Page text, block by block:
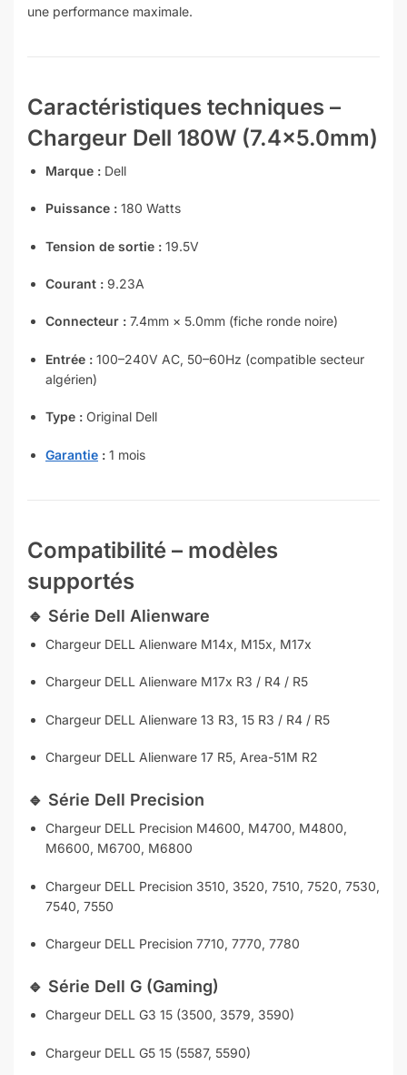
une performance maximale.
Caractéristiques techniques –
Chargeur Dell 180W (7.4×5.0mm)
Marque : Dell
Puissance : 180 Watts
Tension de sortie : 19.5V
Courant : 9.23A
Connecteur : 7.4mm × 5.0mm (fiche ronde noire)
Entrée : 100–240V AC, 50–60Hz (compatible secteur
algérien)
Type : Original Dell
Garantie : 1 mois
Compatibilité – modèles
supportés
🔹 Série Dell Alienware
Chargeur DELL Alienware M14x, M15x, M17x
Chargeur DELL Alienware M17x R3 / R4 / R5
Chargeur DELL Alienware 13 R3, 15 R3 / R4 / R5
Chargeur DELL Alienware 17 R5, Area-51M R2
🔹 Série Dell Precision
Chargeur DELL Precision M4600, M4700, M4800,
M6600, M6700, M6800
Chargeur DELL Precision 3510, 3520, 7510, 7520, 7530,
7540, 7550
Chargeur DELL Precision 7710, 7770, 7780
🔹 Série Dell G (Gaming)
Chargeur DELL G3 15 (3500, 3579, 3590)
Chargeur DELL G5 15 (5587, 5590)